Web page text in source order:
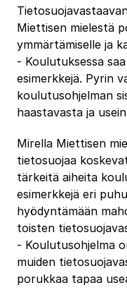
Miettisen mielestä
ymmärtämiselle ja
‐ Koulutuksessa
esimerkkejä. Pyrin
koulutusohjelman
haastavasta ja
Mirella Miettisen
tietosuojaa
tärkeitä aiheita
esimerkkejä eri
hyödyntämään
toisten
‐ Koulutusohjelma
muiden
porukkaa tapaa